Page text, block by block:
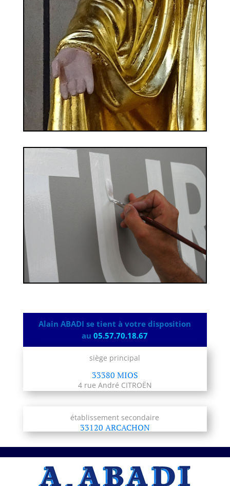
Alain ABADI se tient à votre disposition
au05.57.70.18.67
siège principal
33380 MIOS
4 rue André CITROËN
établissement secondaire
33120 ARCACHON
A.ABADI Entreprise professionnelle
Artisan – Tissus tendus et collés